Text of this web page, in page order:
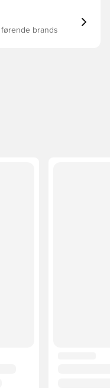
brands